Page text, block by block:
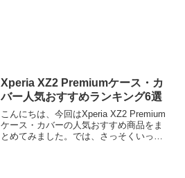
Xperia XZ2 Premiumケース・カ
バー人気おすすめランキング6選
こんにちは、今回はXperia XZ2 Premium
ケース・カバーの人気おすすめ商品をま
とめてみました。では、さっそくいって